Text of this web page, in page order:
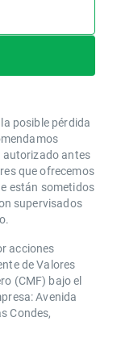
posible pérdida
autorizado antes
que ofrecemos
están sometidos
supervisados
acciones
de Valores
(CMF) bajo el
Avenida
Condes,